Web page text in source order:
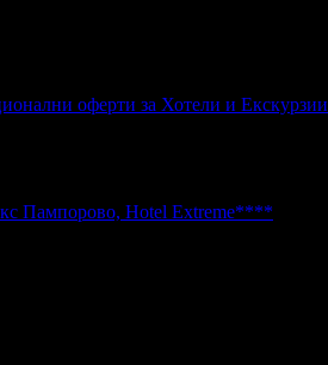
оферти за Хотели и Екскурзии
Пампорово, Hotel Extreme****